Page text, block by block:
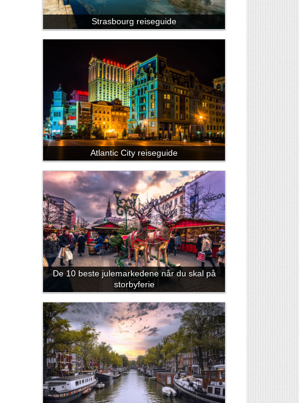
Strasbourg reiseguide
Atlantic City reiseguide
De 10 beste julemarkedene når du skal på
storbyferie